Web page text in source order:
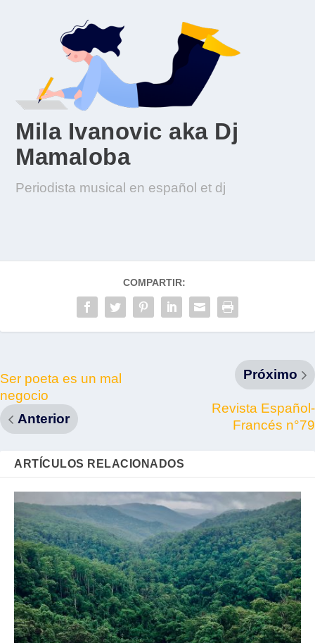
Mila Ivanovic aka Dj
Mamaloba
Periodista musical en español et dj
COMPARTIR:
Ser poeta es un mal
negocio
Anterior
Próximo
Revista Español-
Francés n°79
ARTÍCULOS RELACIONADOS